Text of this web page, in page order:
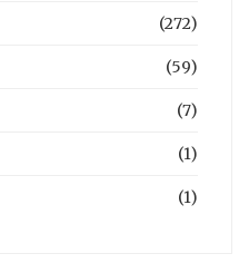
(272)
(59)
(7)
(1)
(1)